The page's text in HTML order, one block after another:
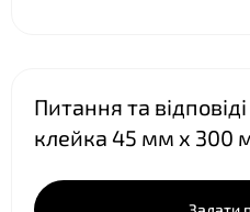
Питання та
клейка 45 мм х 300